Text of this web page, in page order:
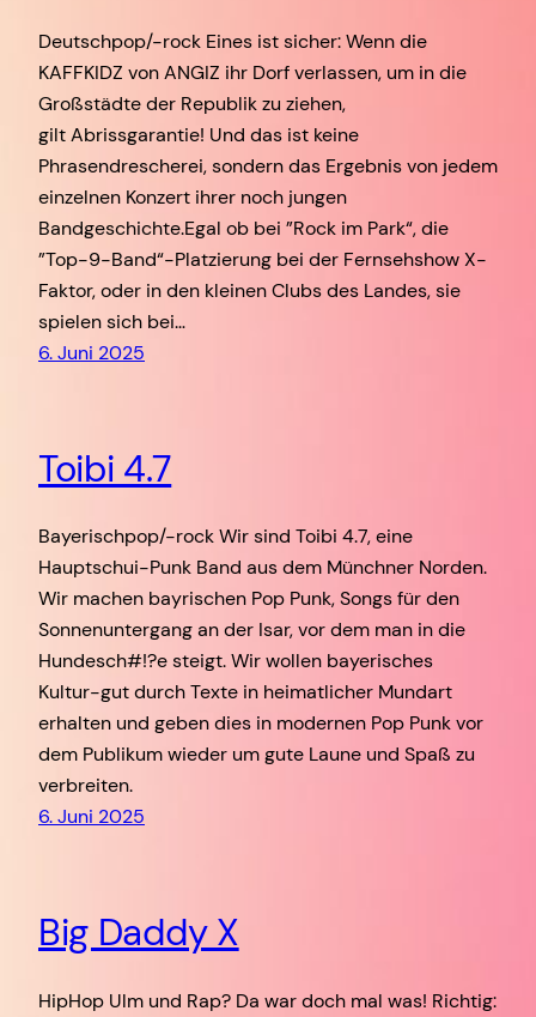
Deutschpop/-rock Eines ist sicher: Wenn die
KAFFKIDZ von ANGIZ ihr Dorf verlassen, um in die
Großstädte der Republik zu ziehen,
gilt Abrissgarantie! Und das ist keine
Phrasendrescherei, sondern das Ergebnis von jedem
einzelnen Konzert ihrer noch jungen
Bandgeschichte.Egal ob bei ”Rock im Park“, die
”Top-9-Band“-Platzierung bei der Fernsehshow X-
Faktor, oder in den kleinen Clubs des Landes, sie
spielen sich bei…
6. Juni 2025
Toibi 4.7
Bayerischpop/-rock Wir sind Toibi 4.7, eine
Hauptschui-Punk Band aus dem Münchner Norden.
Wir machen bayrischen Pop Punk, Songs für den
Sonnenuntergang an der Isar, vor dem man in die
Hundesch#!?e steigt. Wir wollen bayerisches
Kultur-gut durch Texte in heimatlicher Mundart
erhalten und geben dies in modernen Pop Punk vor
dem Publikum wieder um gute Laune und Spaß zu
verbreiten.
6. Juni 2025
Big Daddy X
HipHop Ulm und Rap? Da war doch mal was! Richtig: